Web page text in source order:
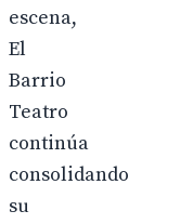
escena,
El
Barrio
Teatro
continúa
consolidando
su